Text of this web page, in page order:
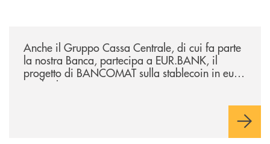
Anche il Gruppo Cassa Centrale, di cui fa parte
la nostra Banca, partecipa a EUR.BANK, il
progetto di BANCOMAT sulla stablecoin in euro
e sul relativo ecosistema